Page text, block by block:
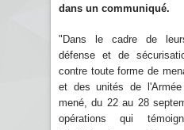
dans un communiqué.
"Dans le cadre de
défense et de
contre toute forme de
et des unités de l'Armée
mené, du 22 au 28
opérations qui